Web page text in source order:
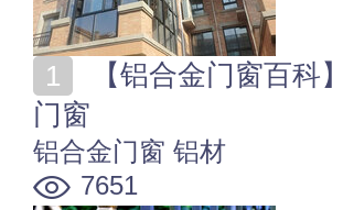
门窗
铝合金门窗 铝材
7651